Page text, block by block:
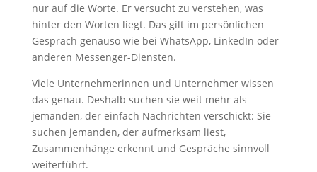
nur auf die Worte. Er versucht zu verstehen, was
hinter den Worten liegt. Das gilt im persönlichen
Gespräch genauso wie bei WhatsApp, LinkedIn oder
anderen Messenger-Diensten.
Viele Unternehmerinnen und Unternehmer wissen
das genau. Deshalb suchen sie weit mehr als
jemanden, der einfach Nachrichten verschickt: Sie
suchen jemanden, der aufmerksam liest,
Zusammenhänge erkennt und Gespräche sinnvoll
weiterführt.